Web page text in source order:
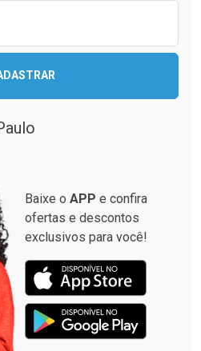
Baixe o APP e confira
ofertas e descontos
exclusivos para você!